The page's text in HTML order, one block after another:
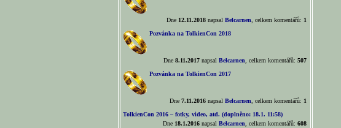
Dne 12.11.2018napsal Belcarnen , celkem komentářů: 1
Pozvánka na TolkienCon 2018
Dne 8.11.2017napsal Belcarnen , celkem komentářů: 507
Pozvánka na TolkienCon 2017
Dne 7.11.2016napsal Belcarnen , celkem komentářů: 1
TolkienCon 2016 – fotky, video, atd. (doplněno: 18.1. 11:58)
Dne 18.1.2016napsal Belcarnen , celkem komentářů: 608